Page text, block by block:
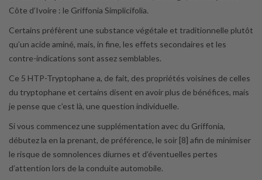
Côte d’Ivoire : le Griffonia Simplicifolia.
Certains préfèrent une substance végétale et traditionnelle plutôt
qu’un acide aminé, mais, in fine, les effets secondaires et les
contre-indications sont assez semblables.
Ce 5 HTP-Tryptophane a, de fait, des propriétés voisines de celles
du tryptophane et certains disent en avoir plus de bénéfices, mais
je pense que c’est là, une question individuelle.
Si vous commencez une supplémentation avec du Griffonia,
débutez la en la prenant, de préférence, le soir [8] afin de minimiser
le risque de somnolences diurnes et d’éventuelles pertes
d’attention lors de la conduite automobile.